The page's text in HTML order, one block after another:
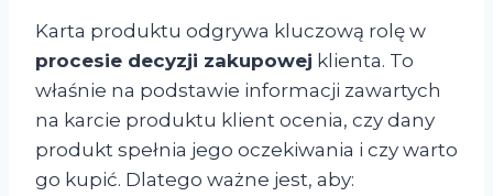
Karta produktu odgrywa kluczową rolę w
procesie decyzji zakupowej klienta. To
właśnie na podstawie informacji zawartych
na karcie produktu klient ocenia, czy dany
produkt spełnia jego oczekiwania i czy warto
go kupić. Dlatego ważne jest, aby: